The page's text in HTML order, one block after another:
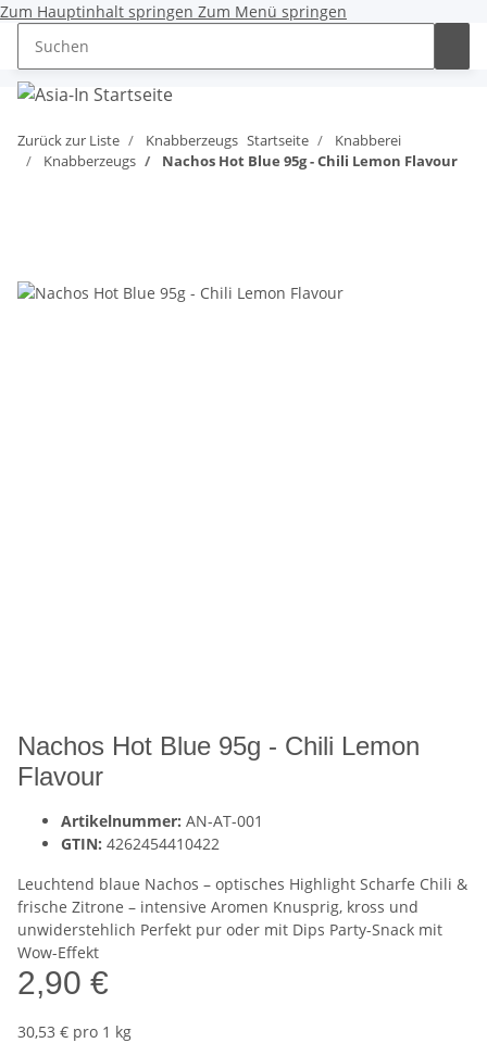
Zum Hauptinhalt springen Zum Menü springen
0,00 €
Zurück zur Liste Knabberzeugs Startseite
Knabberei
Knabberzeugs
Nachos Hot Blue 95g - Chili Lemon Flavour
Nachos Hot Blue 95g - Chili Lemon
Flavour
Artikelnummer: AN-AT-001
GTIN: 4262454410422
Leuchtend blaue Nachos – optisches Highlight Scharfe Chili &
frische Zitrone – intensive Aromen Knusprig, kross und
unwiderstehlich Perfekt pur oder mit Dips Party-Snack mit
Wow-Effekt
2,90 €
30,53 € pro 1 kg